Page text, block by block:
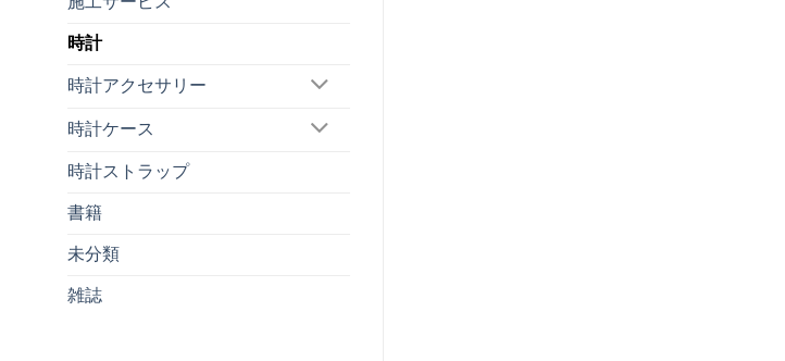
時計
時計アクセサリー
時計ケース
時計ストラップ
書籍
未分類
雑誌